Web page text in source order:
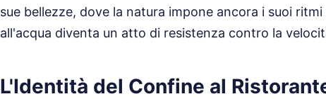
sue bellezze, dove la natura impone ancora i suoi
all'acqua diventa un atto di resistenza contro la
L'Identità del Confine al